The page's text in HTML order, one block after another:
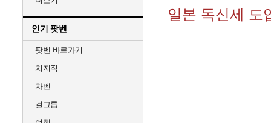
인기 팟벤
팟벤 바로가기
치지직
차벤
걸그룹
일본 독신세 도